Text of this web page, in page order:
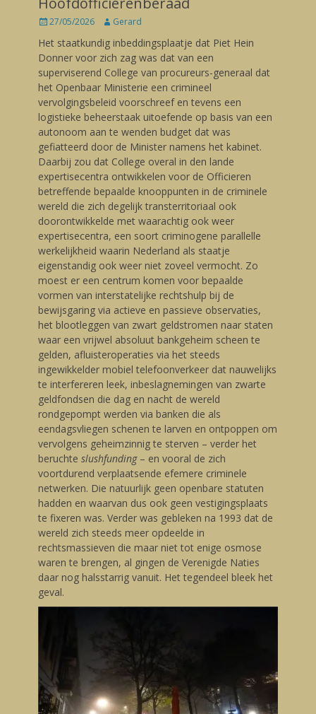
Posted
27/05/2026 Author
Gerard
Het staatkundig inbeddingsplaatje dat Piet Hein
Donner voor zich zag was dat van een
superviserend College van procureurs-generaal dat
het Openbaar Ministerie een crimineel
vervolgingsbeleid voorschreef en tevens een
logistieke beheerstaak uitoefende op basis van een
autonoom aan te wenden budget dat was
gefiatteerd door de Minister namens het kabinet.
Daarbij zou dat College overal in den lande
expertisecentra ontwikkelen voor de Officieren
betreffende bepaalde knooppunten in de criminele
wereld die zich degelijk transterritoriaal ook
doorontwikkelde met waarachtig ook weer
expertisecentra, een soort criminogene parallelle
werkelijkheid waarin Nederland als staatje
eigenstandig ook weer niet zoveel vermocht. Zo
moest er een centrum komen voor bepaalde
vormen van interstatelijke rechtshulp bij de
bewijsgaring via actieve en passieve observaties,
het blootleggen van zwart geldstromen naar staten
waar een vrijwel absoluut bankgeheim scheen te
gelden, afluisteroperaties via het steeds
ingewikkelder mobiel telefoonverkeer dat nauwelijks
te interfereren leek, inbeslagnemingen van zwarte
geldfondsen die dag en nacht de wereld
rondgepompt werden via banken die als
eendagsvliegen schenen te larven en ontpoppen om
vervolgens geheimzinnig te sterven – verder het
beruchte slushfunding– en vooral de zich
voortdurend verplaatsende efemere criminele
netwerken. Die natuurlijk geen openbare statuten
hadden en waarvan dus ook geen vestigingsplaats
te fixeren was. Verder was gebleken na 1993 dat de
wereld zich steeds meer opdeelde in
rechtsmassieven die maar niet tot enige osmose
waren te brengen, al gingen de Verenigde Naties
daar nog halsstarrig vanuit. Het tegendeel bleek het
geval.